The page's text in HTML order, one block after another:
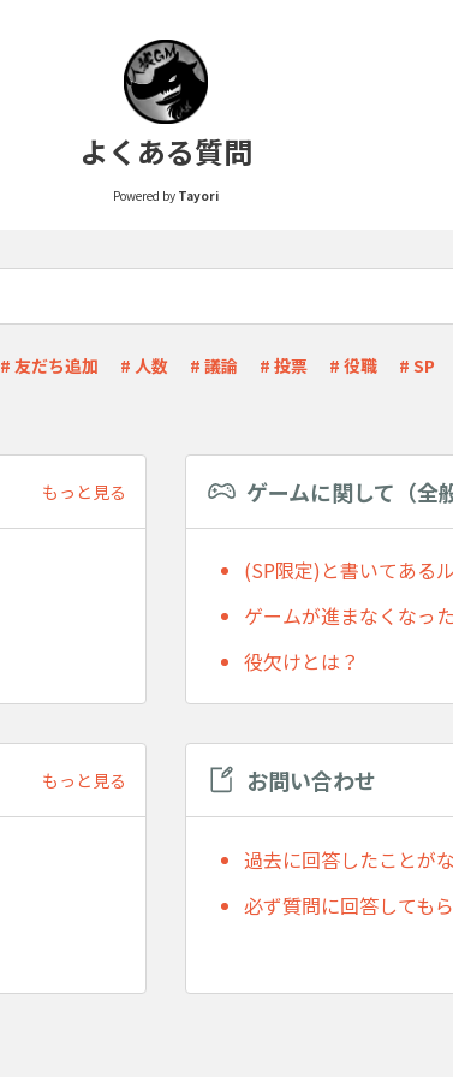
よくある質問
Powered by Tayori
# 友だち追加 # 人数 # 議論 # 投票 # 役職
# SP
もっと見る ゲームに関して（全般
(SP限定)と書いてある
ゲームが進まなくなっ
役欠けとは？
もっと見る お問い合わせ
過去に回答したことが
必ず質問に回答しても